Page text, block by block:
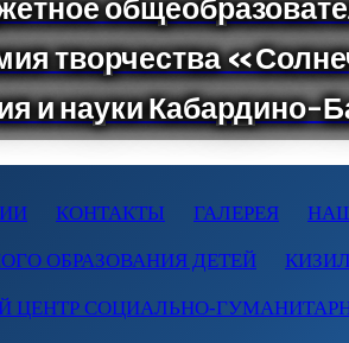
КОНТАКТЫ ГАЛЕРЕЯ
ОБРАЗОВАНИЯ ДЕТЕЙ
ЦЕНТР СОЦИАЛЬНО-